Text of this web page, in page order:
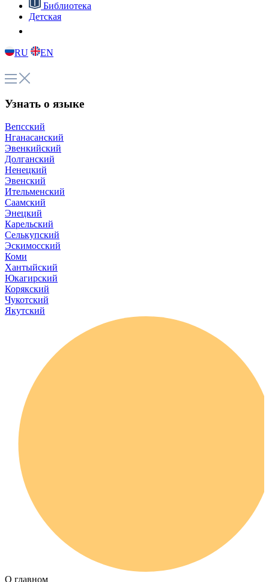
Библиотека
Детская
RU EN
Узнать о языке
Вепсский
Нганасанский
Эвенкийский
Долганский
Ненецкий
Эвенский
Ительменский
Саамский
Энецкий
Карельский
Селькупский
Эскимосский
Коми
Хантыйский
Юкагирский
Корякский
Чукотский
Якутский
О главном